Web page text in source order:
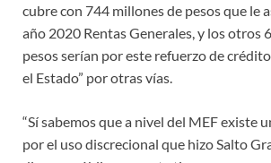
cubre con 744 millones de pesos que le
año 2020 Rentas Generales, y los otros
pesos serían por este refuerzo de
el Estado” por otras vías.
“Sí sabemos que a nivel del MEF existe
por el uso discrecional que hizo Salto